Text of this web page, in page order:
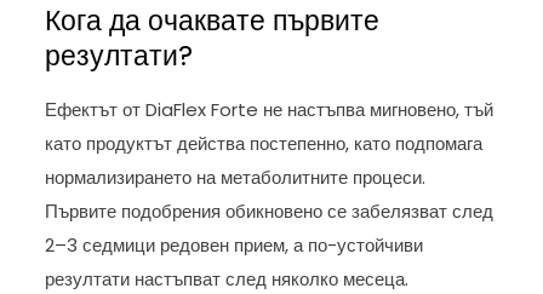
Кога да очаквате първите
резултати?
Ефектът от DiaFlex Forte не настъпва мигновено, тъй
като продуктът действа постепенно, като подпомага
нормализирането на метаболитните процеси.
Първите подобрения обикновено се забелязват след
2–3 седмици редовен прием, а по-устойчиви
резултати настъпват след няколко месеца.